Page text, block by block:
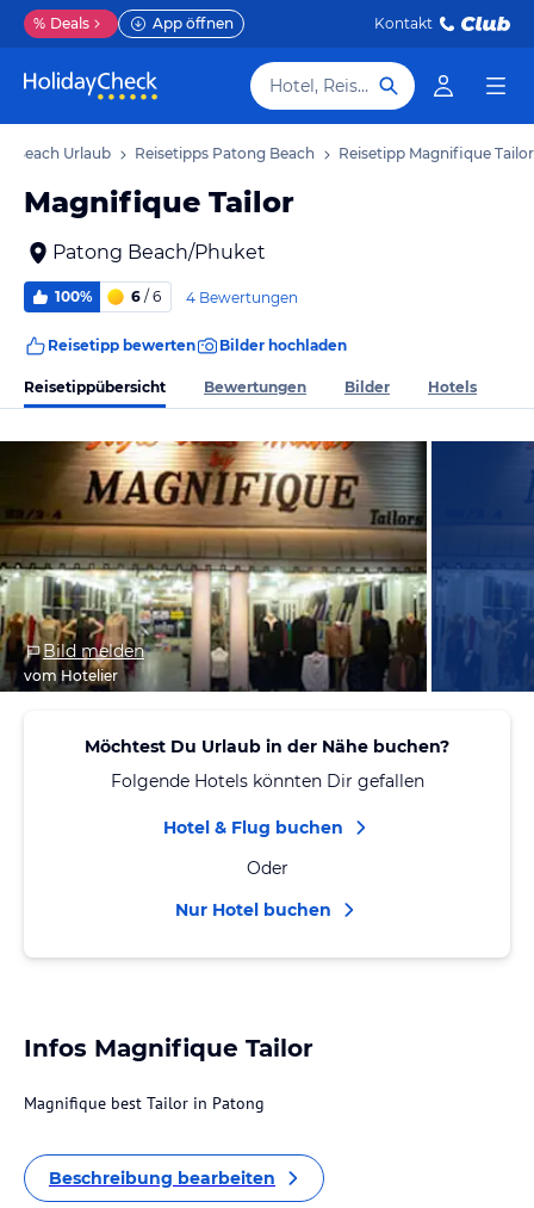
% Deals App öffnen Kontakt
Hotel, Reiseziel
Beach Urlaub Reisetipps Patong Beach Reisetipp Magnifique Tailor
Magnifique Tailor
Patong Beach/Phuket
100% 6 / 6 4 Bewertungen
Reisetipp bewerten Bilder hochladen
Reisetippübersicht Bewertungen Bilder Hotels
Bild melden
vom Hotelier
Möchtest Du Urlaub in der Nähe buchen?
Folgende Hotels könnten Dir gefallen
Hotel & Flug buchen
Oder
Nur Hotel buchen
Infos Magnifique Tailor
Magnifique best Tailor in Patong
Beschreibung bearbeiten